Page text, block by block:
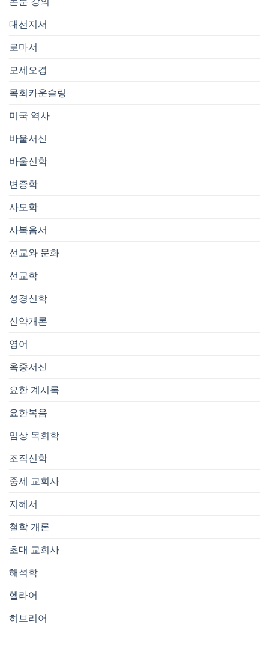
대선지서
로마서
모세오경
목회카운슬링
미국 역사
바울서신
바울신학
변증학
사모학
사복음서
선교와 문화
선교학
성경신학
신약개론
영어
옥중서신
요한 계시록
요한복음
임상 목회학
조직신학
중세 교회사
지혜서
철학 개론
초대 교회사
해석학
헬라어
히브리어